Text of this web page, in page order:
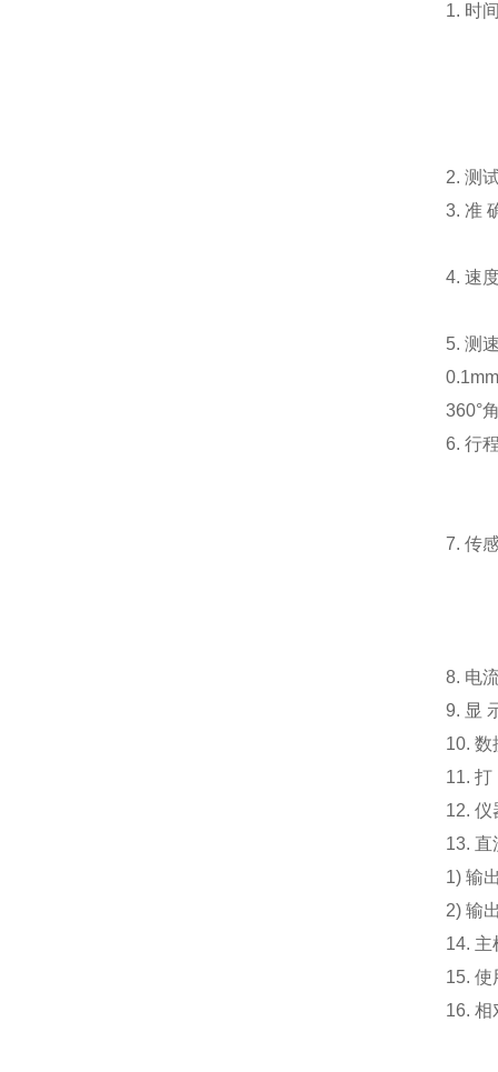
1. 时
2. 测
3. 准
4. 速
5. 测
0.1mm
360°
6. 行
7. 传
8. 电
9. 显
10. 数
11. 打
12. 仪
13. 直
1) 输
2) 输
14. 主
15. 使
16. 相